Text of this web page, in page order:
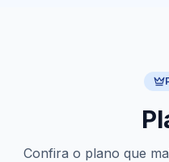
Confira o plano que